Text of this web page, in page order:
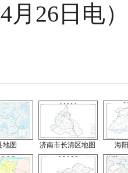
月26日电
地图 济南市长清区地图 海